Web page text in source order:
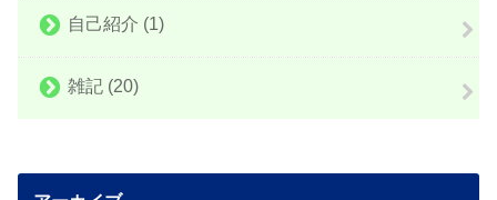
自己紹介 (1)
雑記 (20)